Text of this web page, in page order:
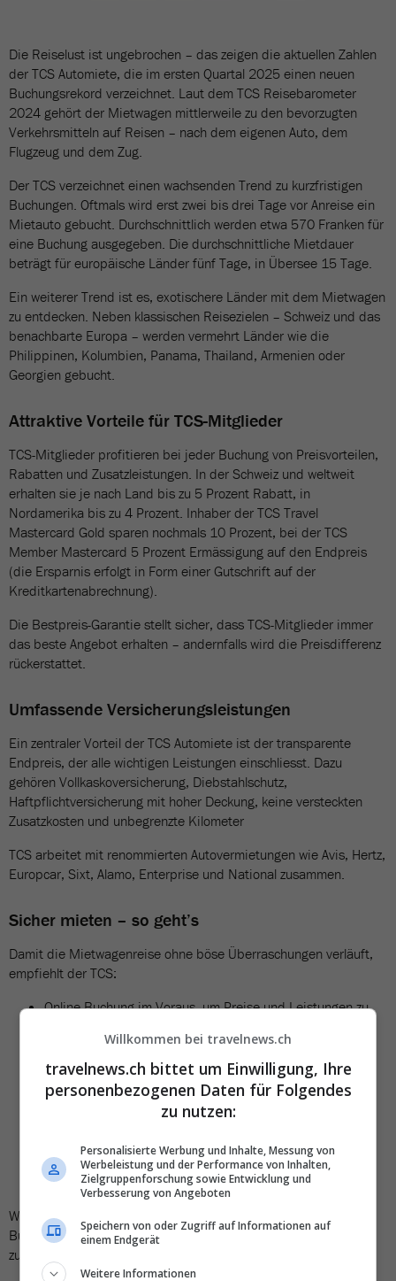
Die Reiselust ist ungebrochen – das zeigen die aktuellen Zahlen
der TCS Automiete, die im ersten Quartal 2025 einen neuen
Buchungsrekord verzeichnet. Laut dem TCS Reisebarometer
2024 gehört der Mietwagen mittlerweile zu den bevorzugten
Verkehrsmitteln auf Reisen – nach dem eigenen Auto, dem
Flugzeug und dem Zug.
Der TCS verzeichnet einen wachsenden Trend zu kurzfristigen
Buchungen. Oftmals wird erst zwei bis drei Tage vor Anreise ein
Mietauto gebucht. Durchschnittlich werden etwa 570 Franken für
eine Buchung ausgegeben. Die durchschnittliche Mietdauer
beträgt für europäische Länder fünf Tage, in Übersee 15 Tage.
Ein weiterer Trend ist es, exotischere Länder mit dem Mietwagen
zu entdecken. Neben klassischen Reisezielen – Schweiz und das
benachbarte Europa – werden vermehrt Länder wie die
Philippinen, Kolumbien, Panama, Thailand, Armenien oder
Georgien gebucht.
Attraktive Vorteile für TCS-Mitglieder
TCS-Mitglieder profitieren bei jeder Buchung von Preisvorteilen,
Rabatten und Zusatzleistungen. In der Schweiz und weltweit
erhalten sie je nach Land bis zu 5 Prozent Rabatt, in
Nordamerika bis zu 4 Prozent. Inhaber der TCS Travel
Mastercard Gold sparen nochmals 10 Prozent, bei der TCS
Member Mastercard 5 Prozent Ermässigung auf den Endpreis
(die Ersparnis erfolgt in Form einer Gutschrift auf der
Kreditkartenabrechnung).
Die Bestpreis-Garantie stellt sicher, dass TCS-Mitglieder immer
das beste Angebot erhalten – andernfalls wird die Preisdifferenz
rückerstattet.
Umfassende Versicherungsleistungen
Ein zentraler Vorteil der TCS Automiete ist der transparente
Endpreis, der alle wichtigen Leistungen einschliesst. Dazu
gehören Vollkaskoversicherung, Diebstahlschutz,
Haftpflichtversicherung mit hoher Deckung, keine versteckten
Zusatzkosten und unbegrenzte Kilometer
TCS arbeitet mit renommierten Autovermietungen wie Avis, Hertz,
Europcar, Sixt, Alamo, Enterprise und National zusammen.
Sicher mieten – so geht’s
Damit die Mietwagenreise ohne böse Überraschungen verläuft,
empfiehlt der TCS:
Online-Buchung im Voraus, um Preise und Leistungen zu
Prüfung des Fahrzeugs bei Übergabe (Beulen, Kratzer,
Glas)
Dokumentation vorhandener Schäden
Mitführen von Sicherheitsausrüstung gemäss
Rückgabe während Öffnungszeiten zur Bestätigung des
Fahrzeugzustands
Löschen persönlicher Daten aus dem Bordcomputer
Wichtig zudem: Versicherungsstatus genau prüfen und
Buchungsunterlagen bereithalten, um vor Ort nicht unnötig
zusätzliche Pakete kaufen zu müssen.
Willkommen bei travelnews.ch
travelnews.ch bittet um Einwilligung, Ihre
personenbezogenen Daten für Folgendes
zu nutzen:
Personalisierte Werbung und Inhalte, Messung von
Werbeleistung und der Performance von Inhalten,
Zielgruppenforschung sowie Entwicklung und
Verbesserung von Angeboten
Speichern von oder Zugriff auf Informationen auf
einem Endgerät
Weitere Informationen